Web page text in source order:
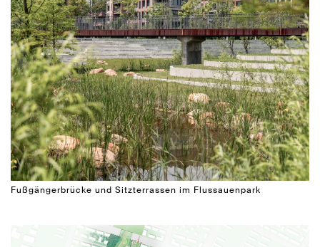
Fußgängerbrücke und Sitzterrassen im Flussauenpark